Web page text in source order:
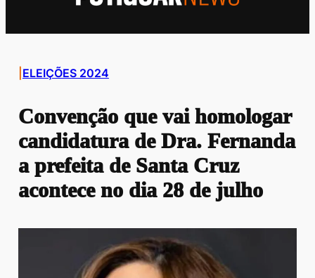
ELEIÇÕES 2024
Convenção que vai homologar
candidatura de Dra. Fernanda
a prefeita de Santa Cruz
acontece no dia 28 de julho